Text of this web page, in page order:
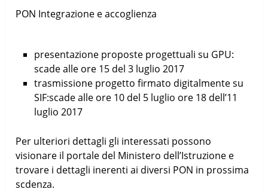
PON Integrazione e accoglienza
presentazione proposte progettuali su GPU:
scade alle ore 15 del 3 luglio 2017
trasmissione progetto firmato digitalmente su
SIF:scade alle ore 10 del 5 luglio ore 18 dell’11
luglio 2017
Per ulteriori dettagli gli interessati possono
visionare il portale del Ministero dell’Istruzione e
trovare i dettagli inerenti ai diversi PON in prossima
scdenza.